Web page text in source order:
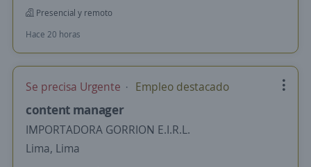
Presencial y remoto
Hace 20 horas
Se precisa Urgente Empleo destacado
content manager
IMPORTADORA GORRION E.I.R.L.
Lima, Lima